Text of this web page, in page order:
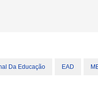
Da Educação EAD